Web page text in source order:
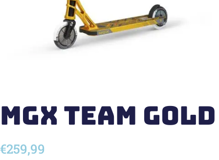
MGX Team Gold
€259,99